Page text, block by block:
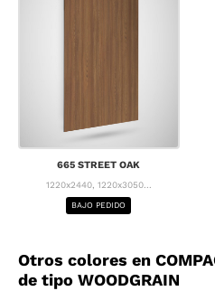
665 STREET OAK
1220x2440, 1220x3050...
BAJO PEDIDO
Otros colores en
de tipo WOODGRAIN